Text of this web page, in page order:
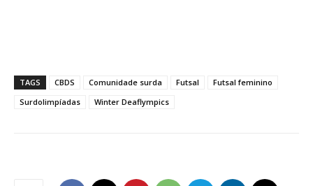
TAGS CBDS Comunidade surda Futsal
Futsal feminino
Surdolimpíadas
Winter Deaflympics